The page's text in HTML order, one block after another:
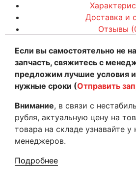
Доставка и
Отзывы
Если вы самостоятельно не
запчасть, свяжитесь с
предложим лучшие условия
нужные сроки (Отправить
Внимание, в связи с
рубля, актуальную цену на
товара на складе узнавайте у
менеджеров.
Подробнее